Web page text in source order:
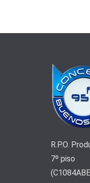
R.P.O.
7º piso